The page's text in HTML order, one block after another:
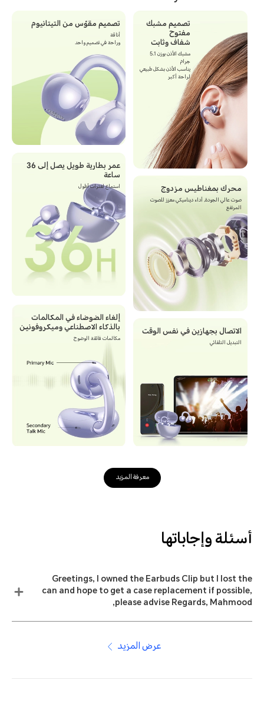
تصميم مقوّس من التيتانيوم
أناقة
وراحة في تصميم واحد
تصميم مشبك
مفتوح
شفاف وثابت
مشبك الأذن بوزن 5.1
جرام
يناسب الأذن بشكل طبيعي
لراحة أكبر
عمر بطارية طويل يصل إلى 36
ساعة
استماع لفترات أطول محرك بمغناطيس مزدوج
صوت عالي الجودة, أداء ديناميكي معزز للصوت
المرتفع
إلغاء الضوضاء في المكالمات
بالذكاء الاصطناعي وميكروفونين
مكالمات فائقة الوضوح
الاتصال بجهازين في نفس الوقت
التبديل التلقائي
معرفة المزيد
أسئلة وإجاباتها
Greetings, I owned the Earbuds Clip but I lost the
can and hope to get a case replacement if possible,
please advise Regards, Mahmood,
عرض المزيد